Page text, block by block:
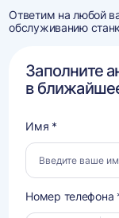
Ответим на любой
обслуживанию
Заполните
в
Имя *
Номер телефона